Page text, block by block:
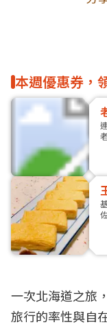
本週優惠券，
一次北海道之旅
旅行的率性與自